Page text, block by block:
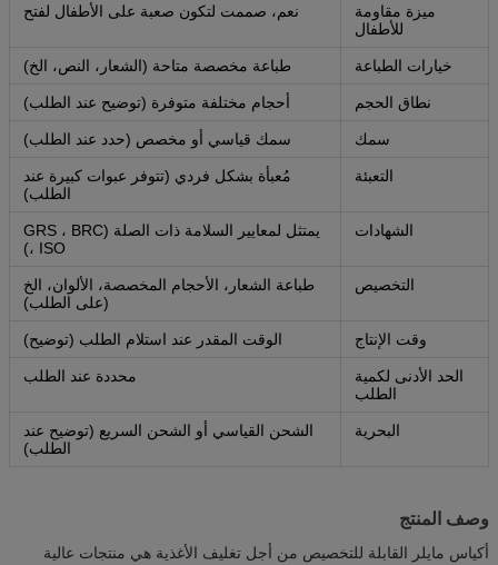
ميزة مقاومة
للأطفال
نعم، صممت لتكون صعبة على الأطفال لفتح
خيارات الطباعة طباعة مخصصة متاحة (الشعار، النص، الخ)
نطاق الحجم أحجام مختلفة متوفرة (توضيح عند الطلب)
سمك سمك قياسي أو مخصص (حدد عند الطلب)
التعبئة
مُعبأة بشكل فردي (تتوفر عبوات كبيرة عند
الطلب)
الشهادات
يمتثل لمعايير السلامة ذات الصلة (GRS ، BRC
، ISO)
التخصيص
طباعة الشعار، الأحجام المخصصة، الألوان، الخ
(على الطلب)
وقت الإنتاج الوقت المقدر عند استلام الطلب (توضيح)
الحد الأدنى لكمية
الطلب
محددة عند الطلب
البحرية
الشحن القياسي أو الشحن السريع (توضيح عند
الطلب)
وصف المنتج
أكياس مايلر القابلة للتخصيص من أجل تغليف الأغذية هي منتجات عالية